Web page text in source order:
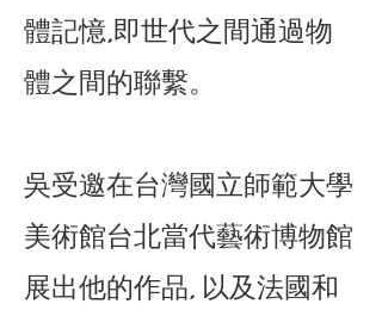
體記憶,即世代之間通過物
體之間的聯繫。
吳受邀在台灣國立師範大學
美術館台北當代藝術博物館
展出他的作品, 以及法國和